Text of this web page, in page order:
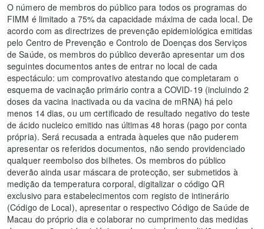
O número de membros do público para todos os programas do
FIMM é limitado a 75% da capacidade máxima de cada local. De
acordo com as directrizes de prevenção epidemiológica emitidas
pelo Centro de Prevenção e Controlo de Doenças dos Serviços
de Saúde, os membros do público deverão apresentar um dos
seguintes documentos antes de entrar no local de cada
espectáculo: um comprovativo atestando que completaram o
esquema de vacinação primário contra a COVID-19 (incluindo 2
doses da vacina inactivada ou da vacina de mRNA) há pelo
menos 14 dias, ou um certificado de resultado negativo do teste
de ácido nucleico emitido nas últimas 48 horas (pago por conta
própria). Será recusada a entrada àqueles que não puderem
apresentar os referidos documentos, não sendo providenciado
qualquer reembolso dos bilhetes. Os membros do público
deverão ainda usar máscara de protecção, ser submetidos à
medição da temperatura corporal, digitalizar o código QR
exclusivo para estabelecimentos com registo de intinerário
(Código de Local), apresentar o respectivo Código de Saúde de
Macau do próprio dia e colaborar no cumprimento das medidas